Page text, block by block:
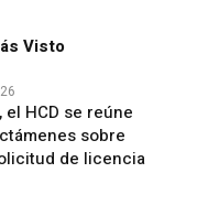
Visto
HCD se reúne
sobre
de licencia